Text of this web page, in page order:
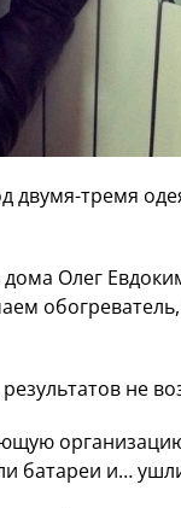
двумя-тремя
Олег
не
батареи и…